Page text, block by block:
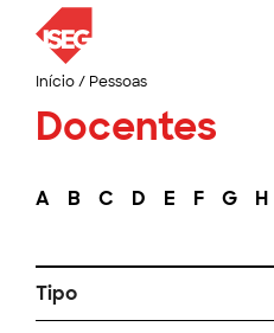
Início/ Pessoas
Docentes
A B C D E F G H
Tipo